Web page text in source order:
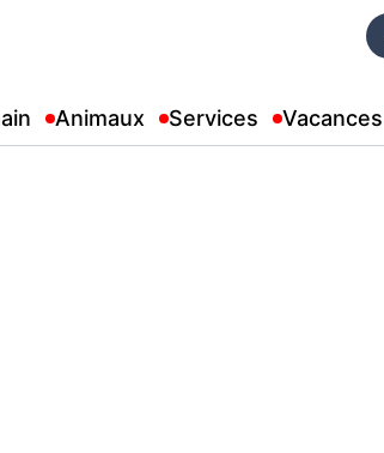
Animaux Services Vacances